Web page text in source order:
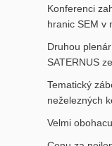
Konferenci
hranic SEM v
Druhou
SATERNUS
Tematický
neželezných
Velmi